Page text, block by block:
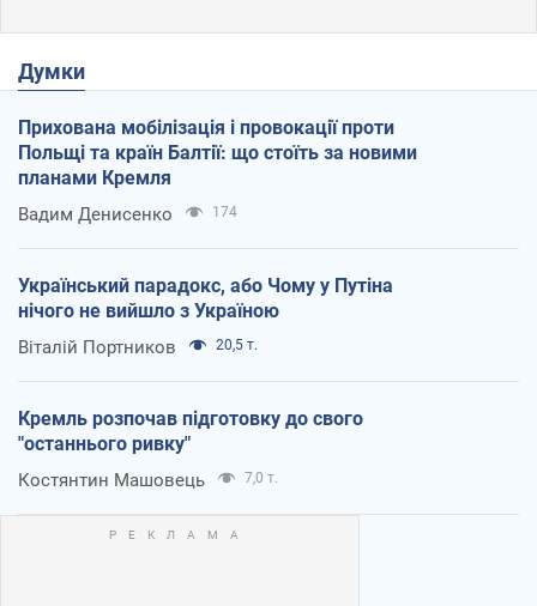
Думки
Прихована мобілізація і провокації проти
Польщі та країн Балтії: що стоїть за новими
планами Кремля
Вадим Денисенко 174
Український парадокс, або Чому у Путіна
нічого не вийшло з Україною
Віталій Портников 20,5 т.
Кремль розпочав підготовку до свого
"останнього ривку"
Костянтин Машовець 7,0 т.